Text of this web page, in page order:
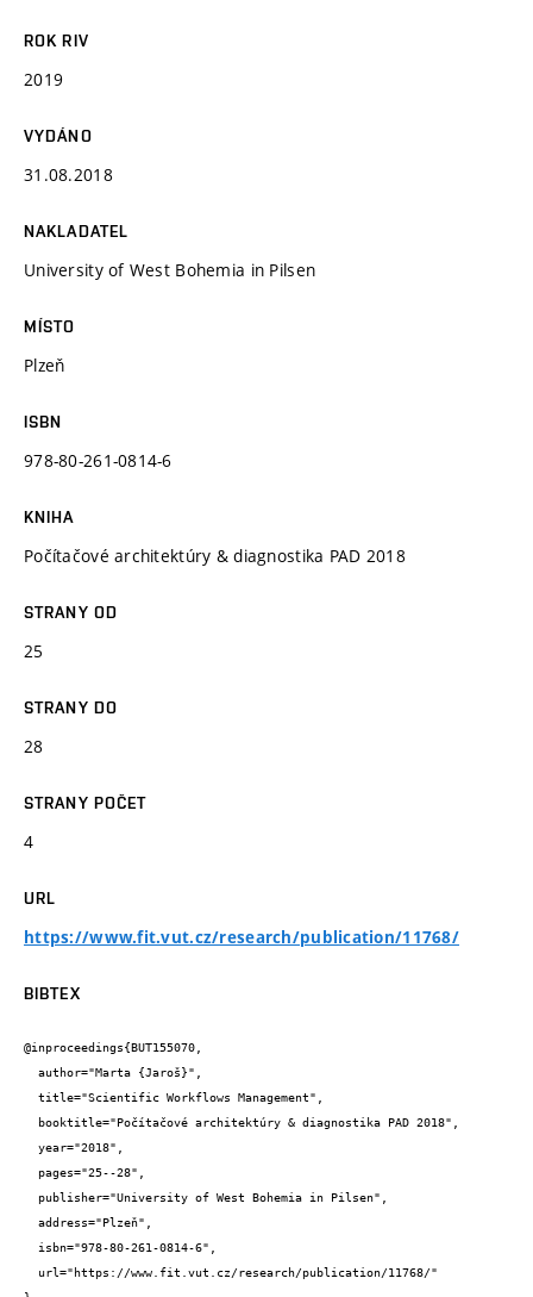
ROK RIV
2019
VYDÁNO
31.08.2018
NAKLADATEL
University of West Bohemia in Pilsen
MÍSTO
Plzeň
ISBN
978-80-261-0814-6
KNIHA
Počítačové architektúry & diagnostika PAD 2018
STRANY OD
25
STRANY DO
28
STRANY POČET
4
URL
https://www.fit.vut.cz/research/publication/11768/
BIBTEX
@inproceedings{BUT155070,